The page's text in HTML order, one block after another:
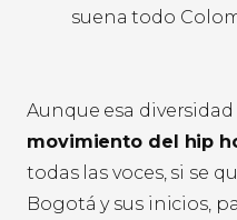
suena todo
Aunque esa
movimiento del hip
todas las voces, si se
Bogotá y sus inicios,